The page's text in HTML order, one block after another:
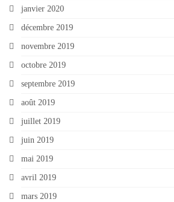
janvier 2020
décembre 2019
novembre 2019
octobre 2019
septembre 2019
août 2019
juillet 2019
juin 2019
mai 2019
avril 2019
mars 2019